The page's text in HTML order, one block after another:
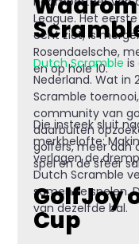
League. Het
echt ziet, is
Rosendaelsche,
en op hole 10.
Dutch Scramble is
Nederland. Wat in
Scramble
community van
daarbuiten
golfers, meer dan
spel en de sfeer
Die insteek sluit
merkbelofte:
verlagen de
Dutch Scramble
samen te spelen.
van dezelfde bal.
GolfJoy
Cup